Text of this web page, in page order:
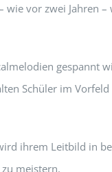
wie vor zwei Jahren
gespannt
Schüler im
ihrem Leitbild in
meistern.